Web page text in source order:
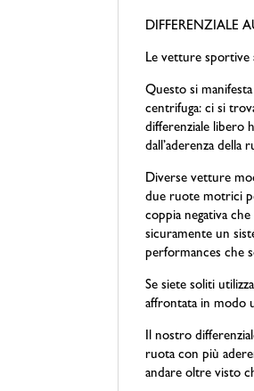
DIFFERENZIALE
Le vetture sportive
Questo si
centrifuga: ci si
differenziale libero
dall’aderenza della
Diverse vetture
due ruote motrici
coppia negativa
sicuramente un
performances che
Se siete soliti
affrontata in modo
Il nostro
ruota con più
andare oltre visto